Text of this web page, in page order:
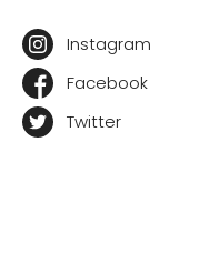
Instagram
Facebook
Twitter